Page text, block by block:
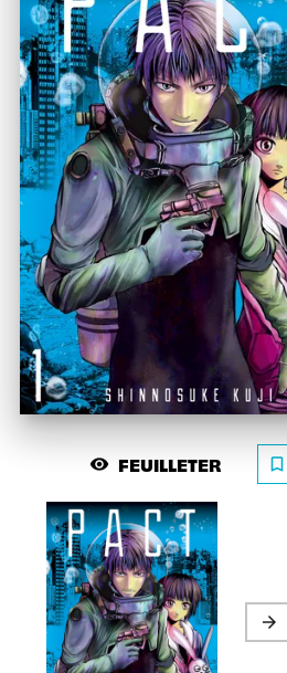
visibility FEUILLETER bookmark_border
arrow_forward